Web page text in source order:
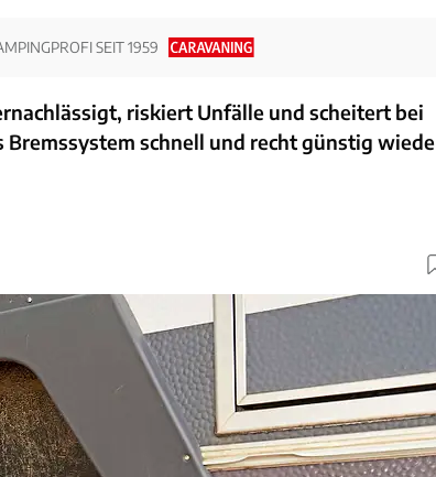
SEIT 1959
riskiert Unfälle und scheitert bei
Bremssystem schnell und recht günstig